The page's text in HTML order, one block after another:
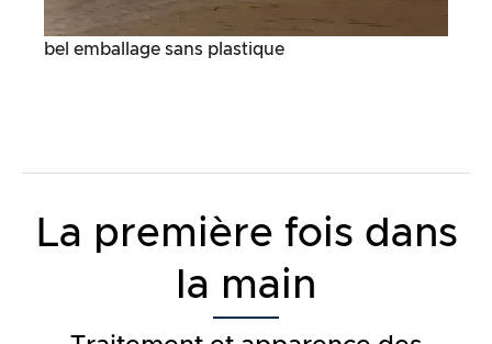
bel emballage sans plastique
La première fois dans
la main